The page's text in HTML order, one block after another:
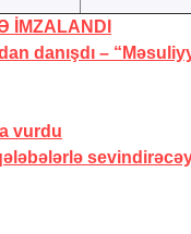
İMZALANDI
danışdı –
vurdu